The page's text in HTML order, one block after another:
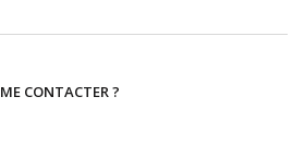
ME CONTACTER ?